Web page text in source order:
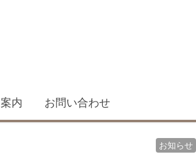
内 お問い合わせ
お知らせ